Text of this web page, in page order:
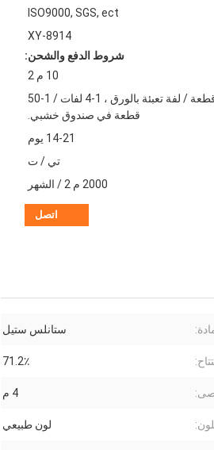
ISO9000, SGS, ect
XY-8914
شروط الدفع والشحن:
10 م 2
كل قطعة / لفة تعبئة بالورق ، 1-4 لفات / 1-50
قطعة في صندوق خشبي.
14-21 يوم
تي / ت
2000 م 2 / الشهر
اتصل
ستانلس ستيل
71.2٪
4 م
لون طبيعي